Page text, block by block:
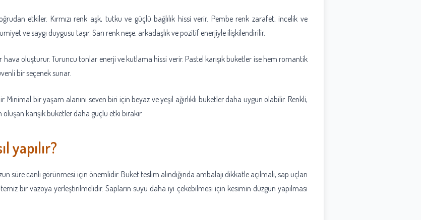
etkiler. Kırmızı renk aşk, tutku ve güçlü bağlılık hissi verir. Pembe renk zarafet, incelik ve
ve saygı duygusu taşır. Sarı renk neşe, arkadaşlık ve pozitif enerjiyle ilişkilendirilir.
oluşturur. Turuncu tonlar enerji ve kutlama hissi verir. Pastel karışık buketler ise hem romantik
bir seçenek sunar.
Minimal bir yaşam alanını seven biri için beyaz ve yeşil ağırlıklı buketler daha uygun olabilir. Renkli,
karışık buketler daha güçlü etki bırakır.
yapılır?
süre canlı görünmesi için önemlidir. Buket teslim alındığında ambalajı dikkatle açılmalı, sap uçları
bir vazoya yerleştirilmelidir. Sapların suyu daha iyi çekebilmesi için kesimin düzgün yapılması